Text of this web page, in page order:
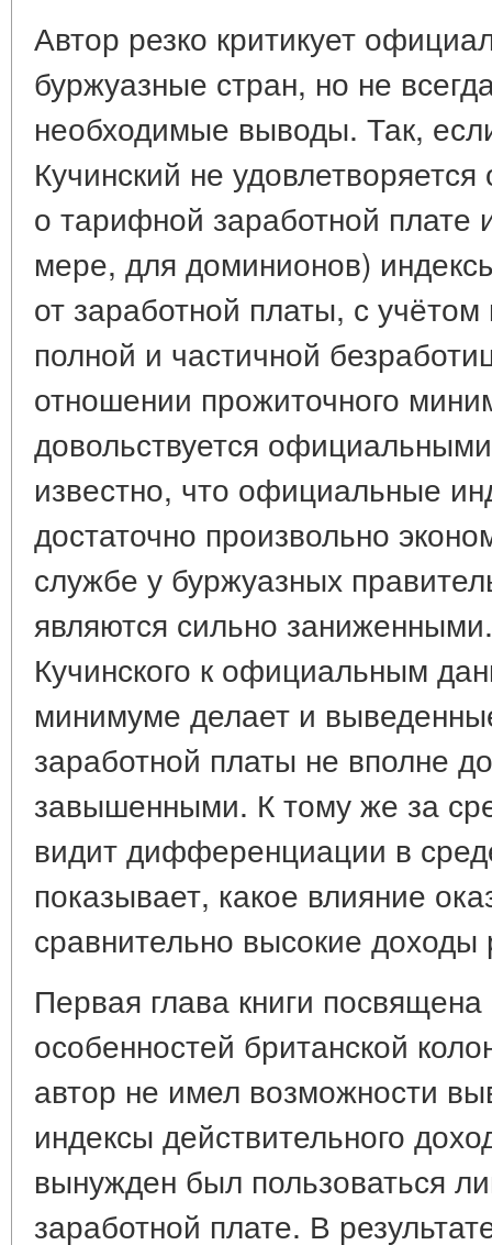
Автор резко критикует
буржуазные стран, но не
необходимые выводы. Так,
Кучинский не
о тарифной заработной плате
мере, для доминионов)
от заработной платы, с
полной и частичной
отношении прожиточного
довольствуется
известно, что официальные
достаточно произвольно
службе у буржуазных
являются сильно
Кучинского к официальным
минимуме делает и
заработной платы не вполне
завышенными. К тому же за
видит дифференциации в
показывает, какое влияние
сравнительно высокие доходы
Первая глава книги
особенностей британской
автор не имел возможности
индексы действительного
вынужден был пользоваться
заработной плате. В